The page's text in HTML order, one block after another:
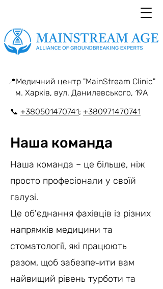
📍Медичний центр "MainStream Clinic"
м. Харків, вул. Данилевського, 19А
📞 +380501470741; +380971470741
Наша команда
Наша команда – це більше, ніж
просто професіонали у своїй
галузі.
Це об'єднання фахівців із різних
напрямків медицини та
стоматології, які працюють
разом, щоб забезпечити вам
найвищий рівень турботи та